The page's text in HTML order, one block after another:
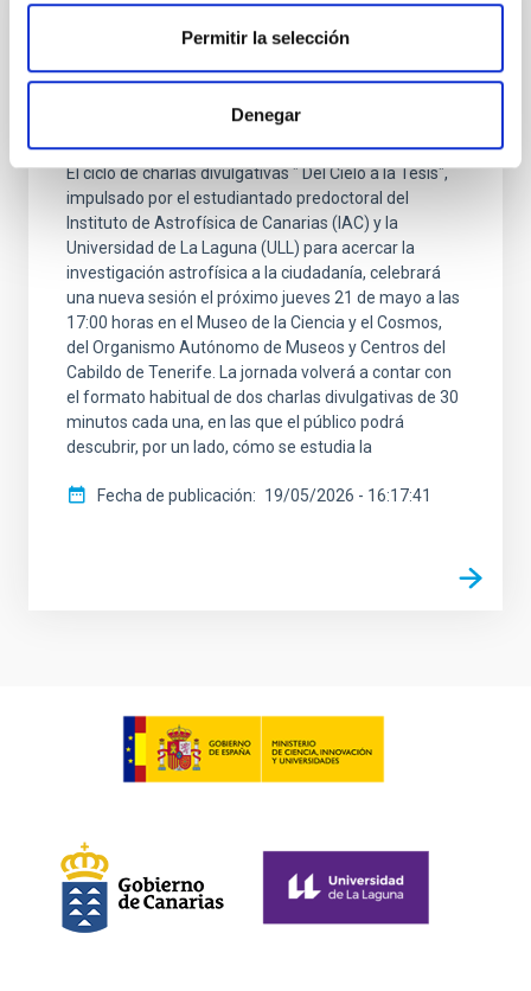
Permitir la selección
Denegar
NOTA DE PRENSA
Del Cielo a la Tesis explora el origen de la
Vía Láctea y los 40 años del Observatorio
del Teide en una nueva sesión divulgativa
El ciclo de charlas divulgativas " Del Cielo a la Tesis",
impulsado por el estudiantado predoctoral del
Instituto de Astrofísica de Canarias (IAC) y la
Universidad de La Laguna (ULL) para acercar la
investigación astrofísica a la ciudadanía, celebrará
una nueva sesión el próximo jueves 21 de mayo a las
17:00 horas en el Museo de la Ciencia y el Cosmos,
del Organismo Autónomo de Museos y Centros del
Cabildo de Tenerife. La jornada volverá a contar con
el formato habitual de dos charlas divulgativas de 30
minutos cada una, en las que el público podrá
descubrir, por un lado, cómo se estudia la
Fecha de publicación 19/05/2026 - 16:17:41